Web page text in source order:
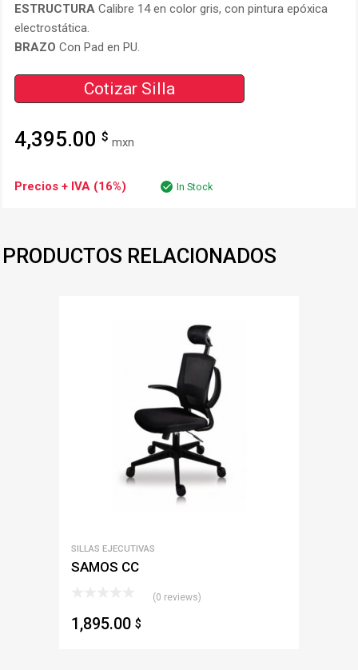
ESTRUCTURA Calibre 14 en color gris, con pintura epóxica
electrostática.
BRAZO Con Pad en PU.
Cotizar Silla
4,395.00 $ mxn
Precios + IVA (16%) In Stock
PRODUCTOS RELACIONADOS
SILLAS EJECUTIVAS
SAMOS CC
(0 reviews)
1,895.00 $